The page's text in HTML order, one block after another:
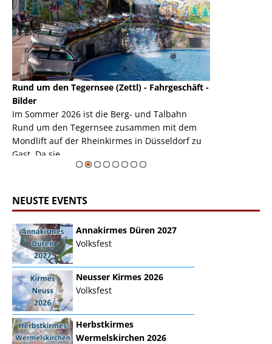
Rund um den Tegernsee (Zettl) - Fahrgeschäft -
Bilder
Im Sommer 2026 ist die Berg- und Talbahn
Rund um den Tegernsee zusammen mit dem
Mondlift auf der Rheinkirmes in Düsseldorf zu
Gast. Da sie ...
NEUSTE EVENTS
Annakirmes Düren 2027
Volksfest
Neusser Kirmes 2026
Volksfest
Herbstkirmes
Wermelskirchen 2026